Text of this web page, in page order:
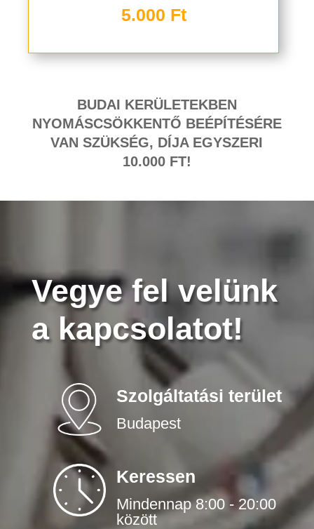
5.000 Ft
BUDAI KERÜLETEKBEN
NYOMÁSCSÖKKENTŐ BEÉPÍTÉSÉRE
VAN SZÜKSÉG, DÍJA EGYSZERI
10.000 FT!
Vegye fel velünk
a kapcsolatot!
Szolgáltatási terület
Budapest
Keressen
Mindennap 8:00 - 20:00
között